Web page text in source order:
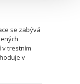
se zabývá
v trestním
v